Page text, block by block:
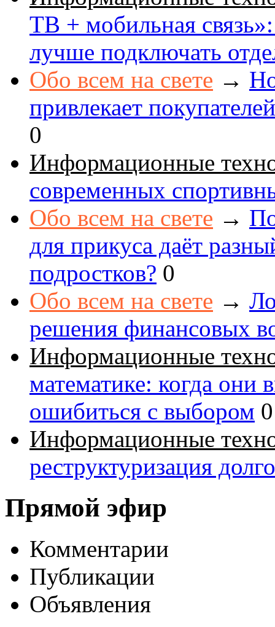
ТВ + мобильная
лучше подключать
Обо всем на свете →
привлекает
0
Информационные
современных
Обо всем на свете →
для прикуса даёт
подростков? 0
Обо всем на свете →
решения финансовых
Информационные
математике: когда они
ошибиться с выбором 0
Информационные
реструктуризация
Прямой эфир
Комментарии
Публикации
Объявления